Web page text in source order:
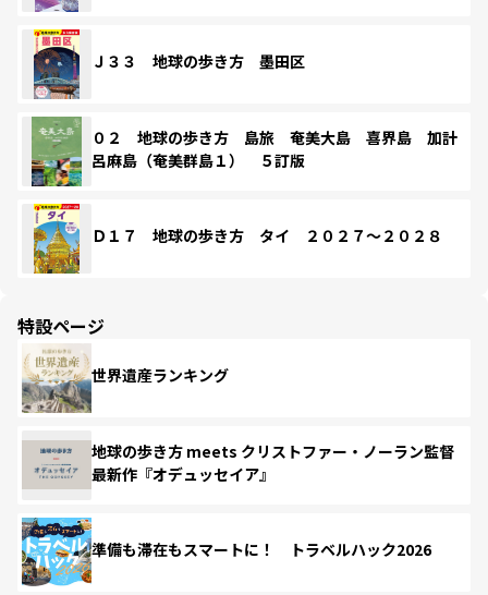
Ｊ３３ 地球の歩き方 墨田区
０２ 地球の歩き方 島旅 奄美大島 喜界島 加計
呂麻島（奄美群島１） ５訂版
Ｄ１７ 地球の歩き方 タイ ２０２７～２０２８
特設ページ
世界遺産ランキング
地球の歩き方 meets クリストファー・ノーラン監督
最新作『オデュッセイア』
準備も滞在もスマートに！ トラベルハック2026